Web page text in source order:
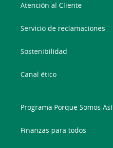
Atención al Cliente
Servicio de reclamaciones
Sostenibilidad
Canal ético
Programa Porque Somos Así
Finanzas para todos